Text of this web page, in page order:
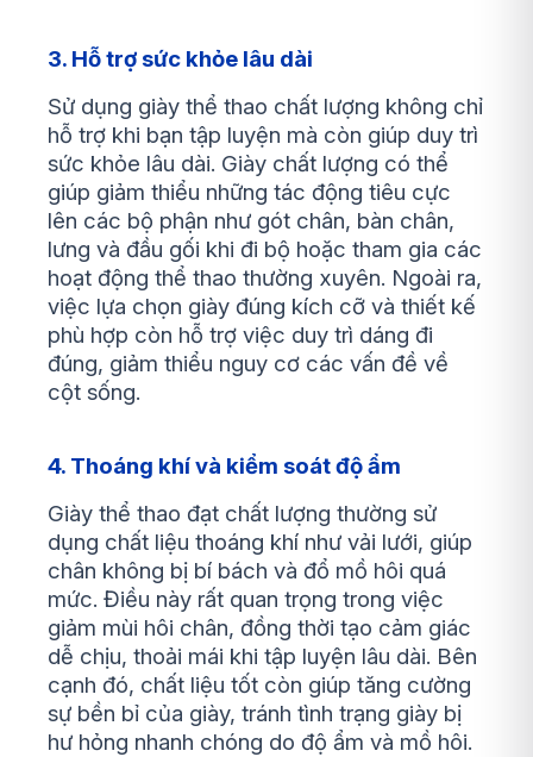
3. Hỗ trợ sức khỏe lâu dài
Sử dụng giày thể thao chất lượng không chỉ
hỗ trợ khi bạn tập luyện mà còn giúp duy trì
sức khỏe lâu dài. Giày chất lượng có thể
giúp giảm thiểu những tác động tiêu cực
lên các bộ phận như gót chân, bàn chân,
lưng và đầu gối khi đi bộ hoặc tham gia các
hoạt động thể thao thường xuyên. Ngoài ra,
việc lựa chọn giày đúng kích cỡ và thiết kế
phù hợp còn hỗ trợ việc duy trì dáng đi
đúng, giảm thiểu nguy cơ các vấn đề về
cột sống.
4. Thoáng khí và kiểm soát độ ẩm
Giày thể thao đạt chất lượng thường sử
dụng chất liệu thoáng khí như vải lưới, giúp
chân không bị bí bách và đổ mồ hôi quá
mức. Điều này rất quan trọng trong việc
giảm mùi hôi chân, đồng thời tạo cảm giác
dễ chịu, thoải mái khi tập luyện lâu dài. Bên
cạnh đó, chất liệu tốt còn giúp tăng cường
sự bền bỉ của giày, tránh tình trạng giày bị
hư hỏng nhanh chóng do độ ẩm và mồ hôi.